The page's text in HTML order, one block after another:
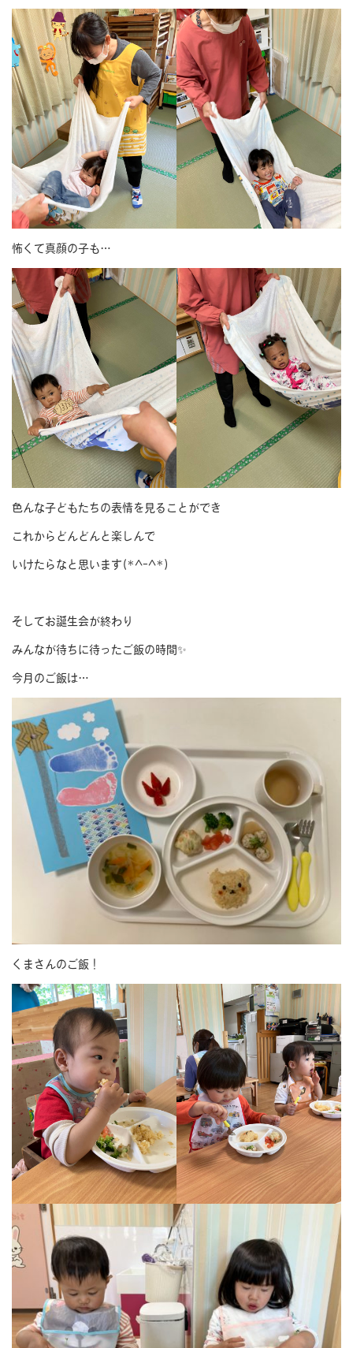
怖くて真顔の子も…
色んな子どもたちの表情を見ることができ
これからどんどんと楽しんで
いけたらなと思います(*^-^*)
そしてお誕生会が終わり
みんなが待ちに待ったご飯の時間✨
今月のご飯は…
くまさんのご飯！